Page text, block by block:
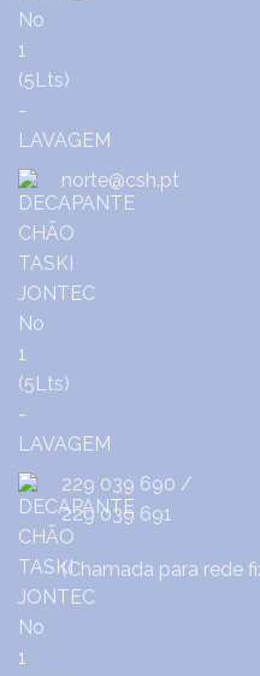
norte@csh.pt
229 039 690 /
229 039 691
(Chamada para rede